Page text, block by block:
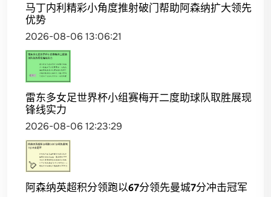
马丁内利精彩小角度推射破门帮助阿森纳扩大领先
优势
2026-08-06 13:06:21
雷东多女足世界杯小组赛梅开二度助球队取胜展现
锋线实力
2026-08-06 12:23:29
阿森纳英超积分领跑以67分领先曼城7分冲击冠军